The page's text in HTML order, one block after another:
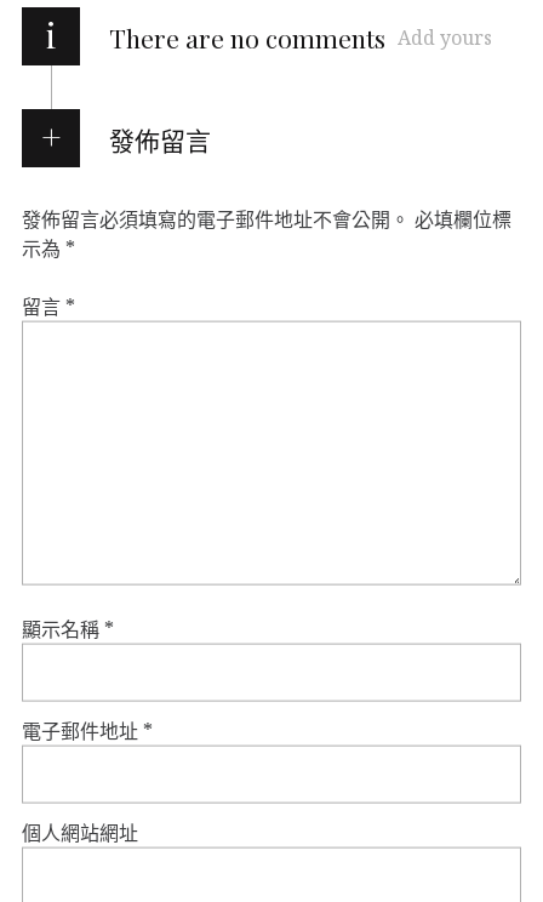
i There are no comments Add yours
發佈留言
發佈留言必須填寫的電子郵件地址不會公開。 必填欄位標
示為 *
留言 *
顯示名稱 *
電子郵件地址 *
個人網站網址